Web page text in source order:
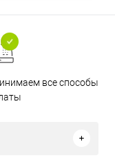
все способы